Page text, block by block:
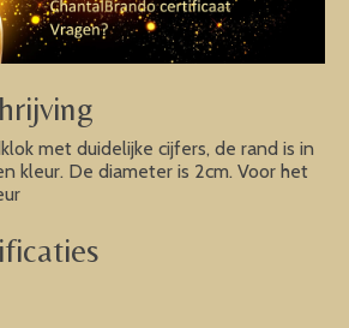
met duidelijke cijfers, de rand is in
kleur. De diameter is 2cm. Voor het